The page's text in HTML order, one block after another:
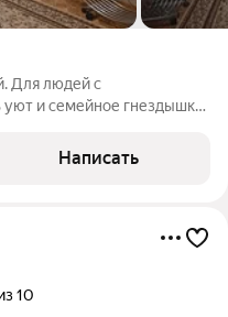
Для людей с
уют и семейное гнездышко
мечты и планы.
68,2 м2
Написать
10